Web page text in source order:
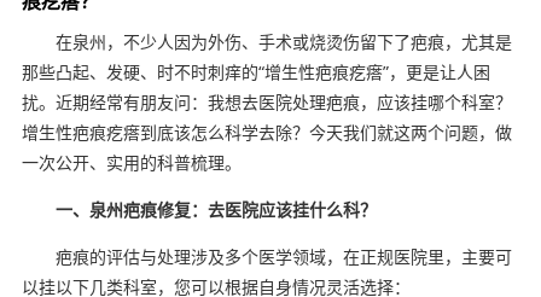
在泉州，不少人因为外伤、手术或烧烫伤留下了疤痕，尤其是
那些凸起、发硬、时不时刺痒的“增生性疤痕疙瘩”，更是让人困
扰。近期经常有朋友问：我想去医院处理疤痕，应该挂哪个科室？
增生性疤痕疙瘩到底该怎么科学去除？今天我们就这两个问题，做
一次公开、实用的科普梳理。
一、泉州疤痕修复：去医院应该挂什么科？
疤痕的评估与处理涉及多个医学领域，在正规医院里，主要可
以挂以下几类科室，您可以根据自身情况灵活选择：